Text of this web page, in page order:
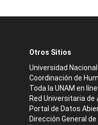
Otros Sitios
Universidad
Coordinación de
Toda la UNAM en
Red Universitaria de
Portal de Datos
Dirección General